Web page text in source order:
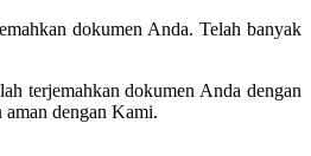
dokumen Anda. Telah banyak
terjemahkan dokumen Anda dengan
aman dengan Kami.